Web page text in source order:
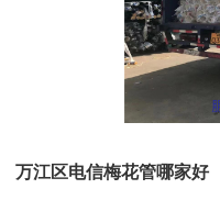
万江区电信梅花管哪家好